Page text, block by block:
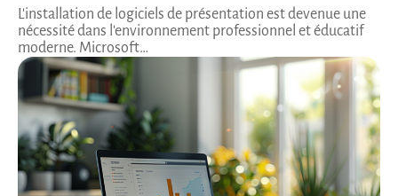
L'installation de logiciels de présentation est devenue une
nécessité dans l'environnement professionnel et éducatif
moderne. Microsoft…